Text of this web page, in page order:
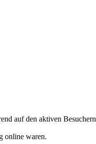
auf den aktiven Besuchern
online waren.